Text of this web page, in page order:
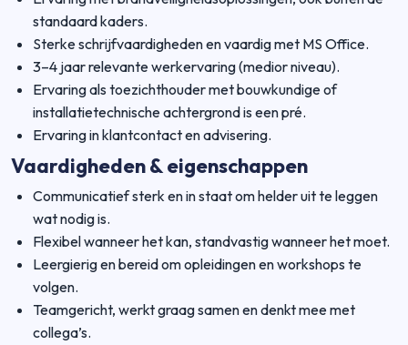
standaard kaders.
Sterke schrijfvaardigheden en vaardig met MS Office.
3–4 jaar relevante werkervaring (medior niveau).
Ervaring als toezichthouder met bouwkundige of
installatietechnische achtergrond is een pré.
Ervaring in klantcontact en advisering.
Vaardigheden & eigenschappen
Communicatief sterk en in staat om helder uit te leggen
wat nodig is.
Flexibel wanneer het kan, standvastig wanneer het moet.
Leergierig en bereid om opleidingen en workshops te
volgen.
Teamgericht, werkt graag samen en denkt mee met
collega’s.